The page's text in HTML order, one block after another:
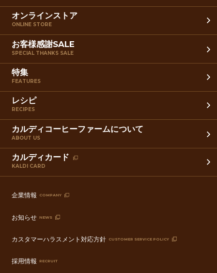
オンラインストア
ONLINE STORE
お客様感謝SALE
SPECIAL THANKS SALE
特集
FEATURES
レシピ
RECIPES
カルディコーヒーファームについて
ABOUT US
カルディカード
KALDI CARD
企業情報 COMPANY
お知らせ NEWS
カスタマーハラスメント対応方針 CUSTOMER SERVICE POLICY
採用情報 RECRUIT